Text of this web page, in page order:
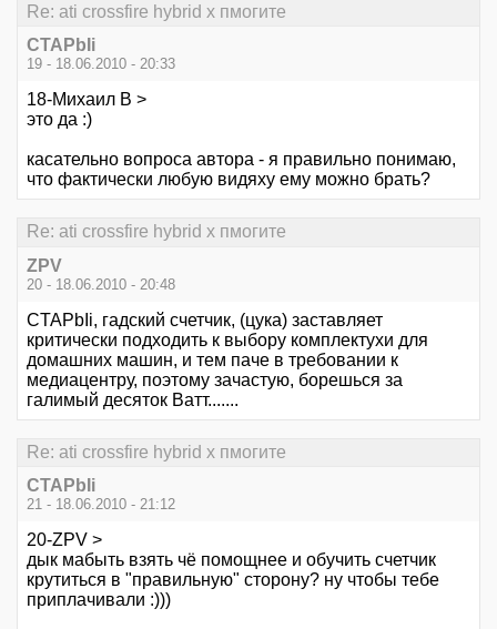
Re: ati crossfire hybrid x пмогите
CTAPbIi
19 - 18.06.2010 - 20:33
18-Михаил В >
это да :)
касательно вопроса автора - я правильно понимаю,
что фактически любую видяху ему можно брать?
Re: ati crossfire hybrid x пмогите
ZPV
20 - 18.06.2010 - 20:48
CTAPbIi, гадский счетчик, (цука) заставляет
критически подходить к выбору комплектухи для
домашних машин, и тем паче в требовании к
медиацентру, поэтому зачастую, борешься за
галимый десяток Ватт.......
Re: ati crossfire hybrid x пмогите
CTAPbIi
21 - 18.06.2010 - 21:12
20-ZPV >
дык мабыть взять чё помощнее и обучить счетчик
крутиться в "правильную" сторону? ну чтобы тебе
приплачивали :)))